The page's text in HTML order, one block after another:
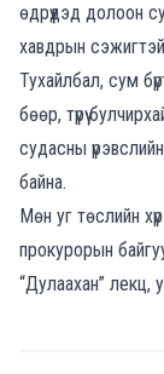
өдрүүдэд долоон
хавдрын
Тухайлбал, сум
бөөр, түрүү
судасны
байна.
Мөн уг төслийн
прокурорын
“Дулаахан” лекц,